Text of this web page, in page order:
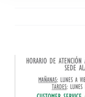
imagen